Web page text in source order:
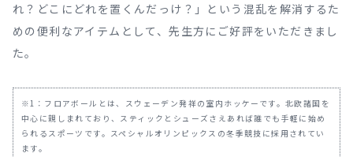
れ？どこにどれを置くんだっけ？」という混乱を解消するた
めの便利なアイテムとして、先生方にご好評をいただきまし
た。
※1：フロアボールとは、スウェーデン発祥の室内ホッケーです。北欧諸国を
中心に親しまれており、スティックとシューズさえあれば誰でも手軽に始め
られるスポーツです。スペシャルオリンピックスの冬季競技に採用されてい
ます。